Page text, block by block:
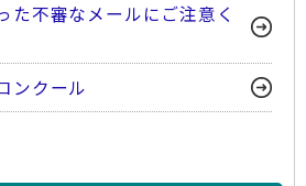
た不審なメールにご注意く
ンクール